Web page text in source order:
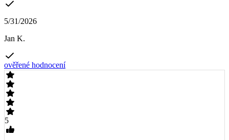
5/31/2026
Jan K.
ověřené hodnocení
5